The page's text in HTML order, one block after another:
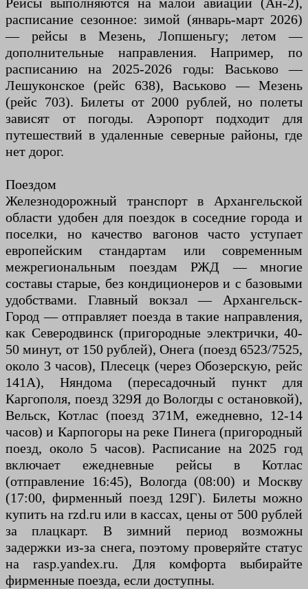
расписание сезонное: зимой (январь-март 2026)
— рейсы в Мезень, Лопшеньгу; летом —
дополнительные направления. Например, по
расписанию на 2025-2026 годы: Васьково —
Лешуконское (рейс 638), Васьково — Мезень
(рейс 703). Билеты от 2000 рублей, но полеты
зависят от погоды. Аэропорт подходит для
путешествий в удаленные северные районы, где
нет дорог.
Поездом
Железнодорожный транспорт в Архангельской
области удобен для поездок в соседние города и
поселки, но качество вагонов часто уступает
европейским стандартам или современным
межрегиональным поездам РЖД — многие
составы старые, без кондиционеров и с базовыми
удобствами. Главный вокзал — Архангельск-
Город — отправляет поезда в такие направления,
как Северодвинск (пригородные электрички, 40-
50 минут, от 150 рублей), Онега (поезд 6523/7525,
около 3 часов), Плесецк (через Обозерскую, рейс
141А), Няндома (пересадочный пункт для
Каргополя, поезд 329Я до Вологды с остановкой),
Вельск, Котлас (поезд 371М, ежедневно, 12-14
часов) и Карпогоры на реке Пинега (пригородный
поезд, около 5 часов). Расписание на 2025 год
включает ежедневные рейсы в Котлас
(отправление 16:45), Вологда (08:00) и Москву
(17:00, фирменный поезд 129Г). Билеты можно
купить на rzd.ru или в кассах, цены от 500 рублей
за плацкарт. В зимний период возможны
задержки из-за снега, поэтому проверяйте статус
на rasp.yandex.ru. Для комфорта выбирайте
фирменные поезда, если доступны.